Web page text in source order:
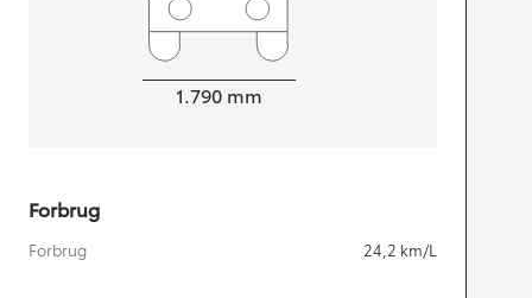
1.790 mm
Forbrug
Forbrug 24,2 km/L